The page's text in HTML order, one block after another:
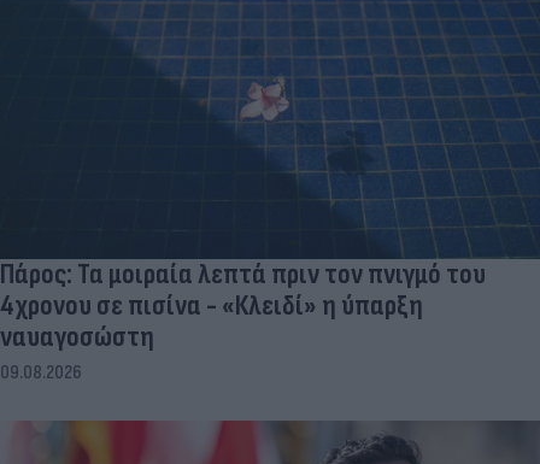
Πάρος: Τα μοιραία λεπτά πριν τον πνιγμό του
4χρονου σε πισίνα - «Κλειδί» η ύπαρξη
ναυαγοσώστη
09.08.2026